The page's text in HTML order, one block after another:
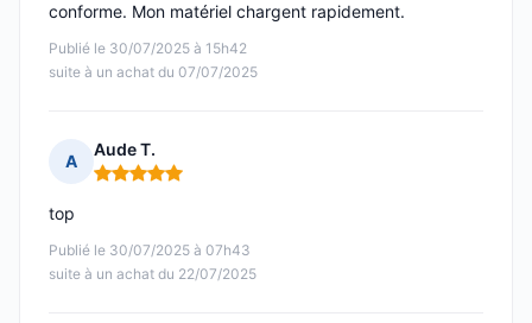
Publié le 30/07/2025 à 15h42
suite à un achat du 07/07/2025
conforme. Mon matériel chargent rapidement.
A
Aude T.
Note : 5 sur 5
Publié le 30/07/2025 à 07h43
suite à un achat du 22/07/2025
top